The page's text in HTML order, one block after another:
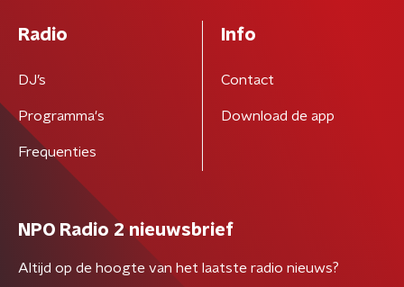
Radio
DJ’s
Programma's
Frequenties
Info
Contact
Download de app
NPO Radio 2 nieuwsbrief
Altijd op de hoogte van het laatste radio nieuws?